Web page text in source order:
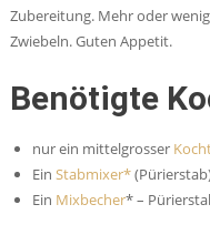
Zubereitung. Mehr oder
Zwiebeln. Guten Appetit.
Benötigte
nur ein mittelgrosser
Ein Stabmixer*
Ein Mixbecher* –